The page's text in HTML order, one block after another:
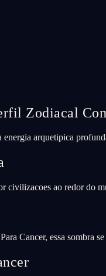
Zodiacal
arquetipica
civilizacoes ao redor do
Cancer, essa sombra